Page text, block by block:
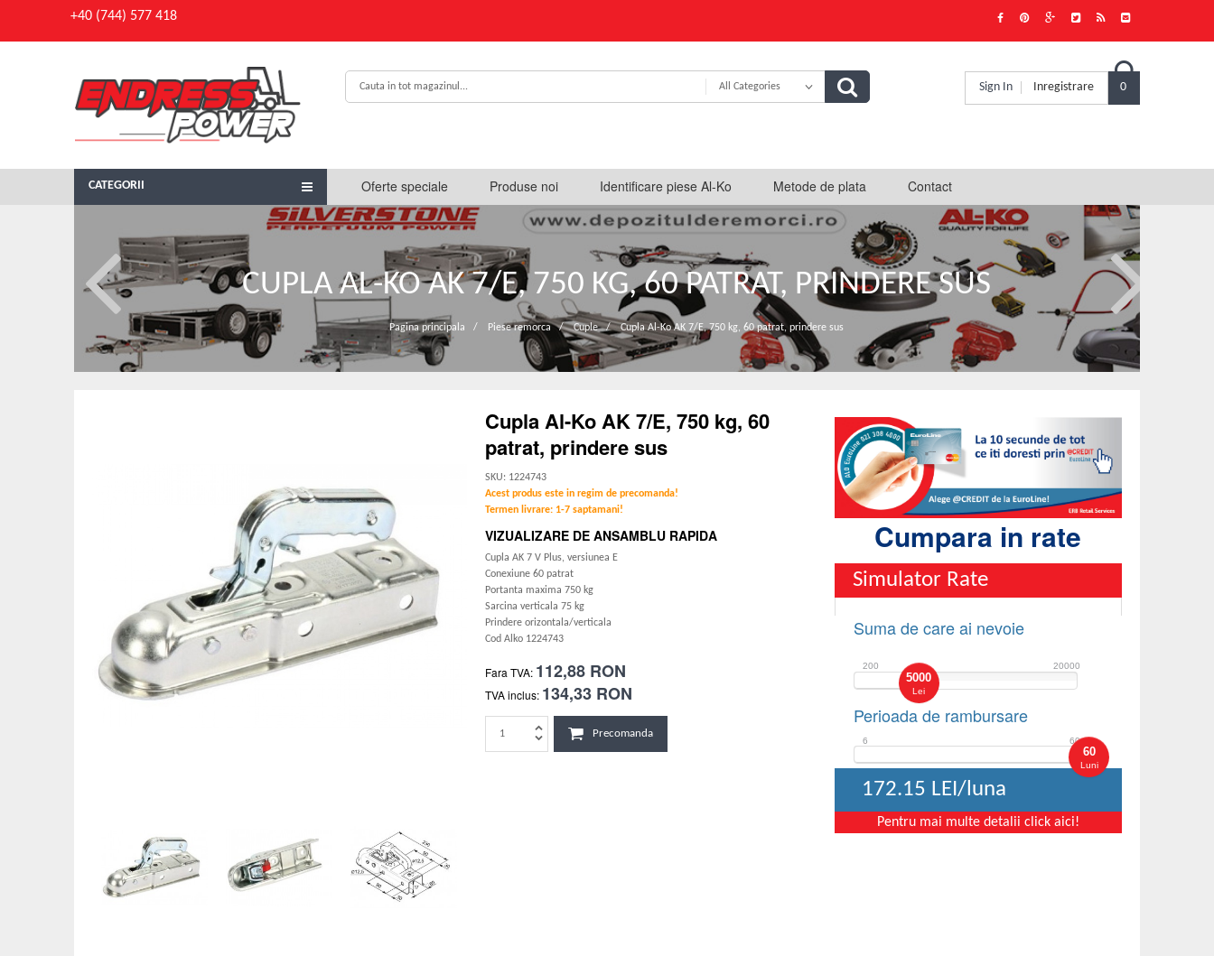
+40 (744) 577 418
All Categories

0
Sign In Inregistrare
Oferte speciale Produse noi Identificare piese Al-Ko Metode de plata Contact
CATEGORII
CUPLA AL-KO AK 7/E, 750 KG, 60 PATRAT, PRINDERE SUS
Pagina principala / Piese remorca / Cuple / Cupla Al-Ko AK 7/E, 750 kg, 60 patrat, prindere sus
Cupla Al-Ko AK 7/E, 750 kg, 60
patrat, prindere sus
SKU: 1224743
Acest produs este in regim de precomanda!
Termen livrare: 1-7 saptamani!
VIZUALIZARE DE ANSAMBLU RAPIDA
Cupla AK 7 V Plus, versiunea E
Conexiune 60 patrat
Portanta maxima 750 kg
Sarcina verticala 75 kg
Prindere orizontala/verticala
Cod Alko 1224743
Fara TVA: 112,88 RON
TVA inclus: 134,33 RON
Precomanda
Cumpara in rate
Simulator Rate
Suma de care ai nevoie
5000
Lei
200 20000
Perioada de rambursare
60
Luni
6 60
172.15 LEI/luna
Pentru mai multe detalii click aici!